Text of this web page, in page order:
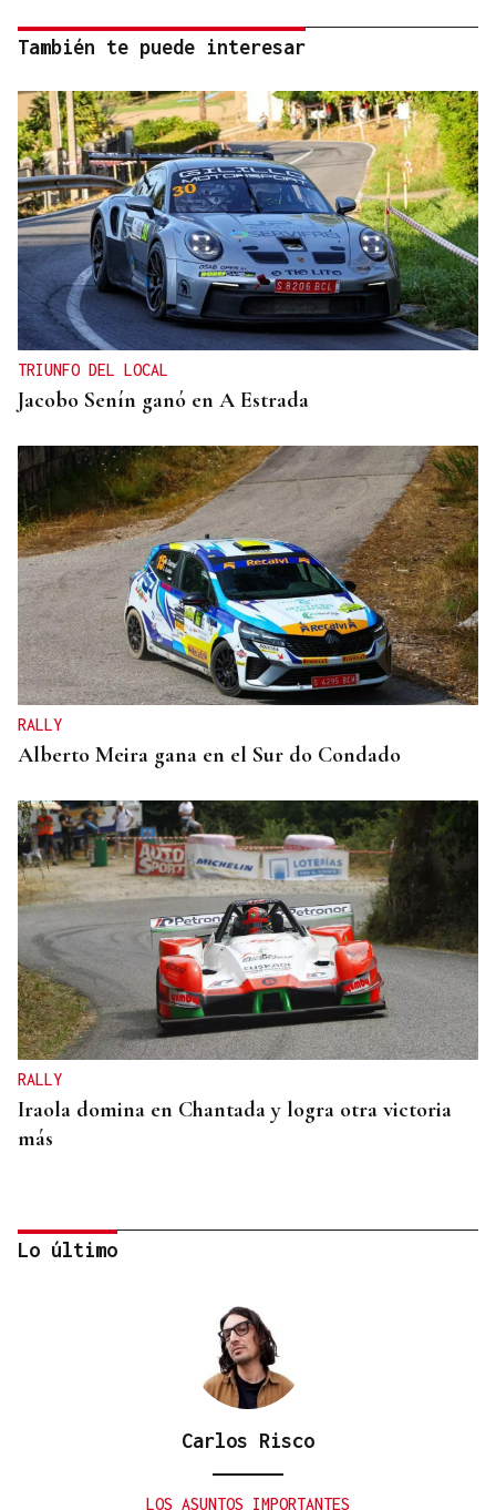
También te puede interesar
TRIUNFO DEL LOCAL
Jacobo Senín ganó en A Estrada
RALLY
Alberto Meira gana en el Sur do Condado
RALLY
Iraola domina en Chantada y logra otra victoria
más
Vídeo | Así fue el espectacular salto de “Cohete”
Lo último
Carlos Risco
LOS ASUNTOS IMPORTANTES